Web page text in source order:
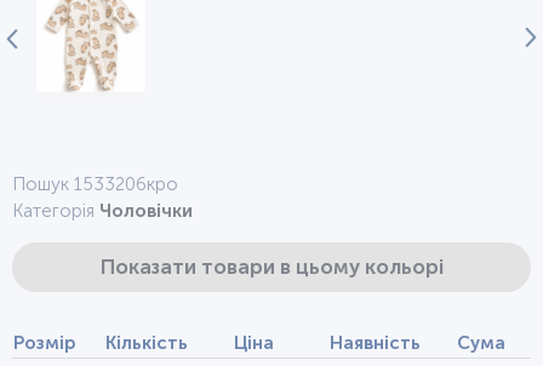
Пошук 1533206кро
Категорія Чоловічки
Показати товари в цьому кольорі
Розмір Кількість Ціна Наявність Сума